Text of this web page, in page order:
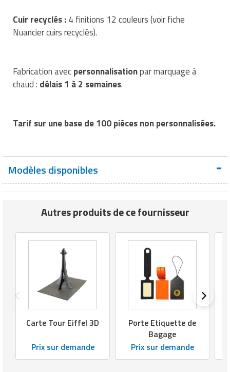
Vêtement sportif
Rôtisserie professionnelle
Sautause professionnelle
Table de cuisson professionnelle
Tables de préparation réfrigérées
Vitrines réfrigérées
Cuir recyclés :4 finitions 12 couleurs (voir fiche
Nuancier cuirs recyclés).
Fabrication avecpersonnalisationpar marquage à
chaud : délais 1 à 2 semaines.
Tarif sur une base de 100 pièces non personnalisées.
Modèles disponibles
Autres produits de ce fournisseur
Carte Tour Eiffel 3D
Prix sur demande
Porte Etiquette de
Bagage
Prix sur demande